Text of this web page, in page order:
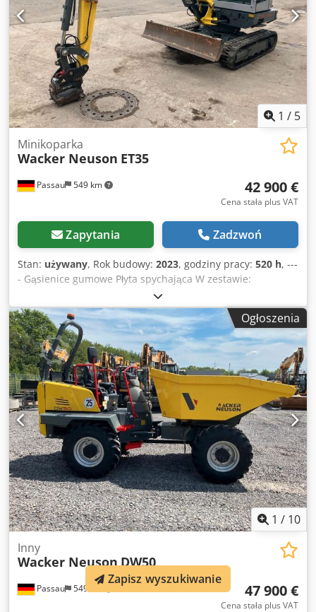
1 / 5
Passau 549 km
Minikoparka
Wacker Neuson ET35
42 900 €
Cena stała plus VAT
Zapytania Zadzwoń
Stan: używany, Rok budowy: 2023, godziny pracy: 520 h, ---
- Gąsienice gumowe Płyta spychająca W zestawie:
szybkozłącze Powertilt HS03 z zaczepem Lokalizacja:
Norymberga Dsdpjzkz Nxofx Afaokr
Ogłoszenia
1 / 10
Passau 549 km
Inny
Wacker NeusonDW50
47 900 €
Cena stała plus VAT
Zapisz wyszukiwanie